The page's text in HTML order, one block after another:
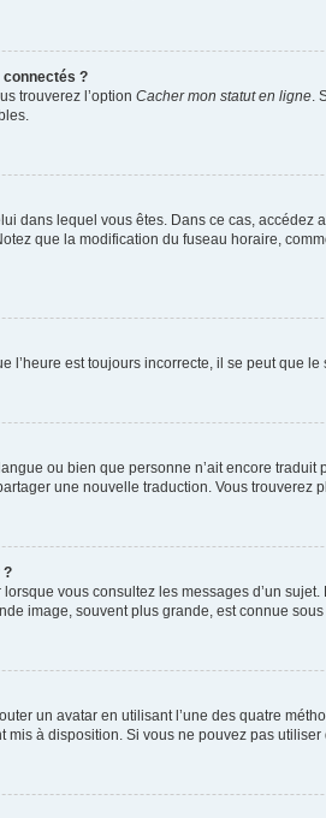
connectés ?
trouverez l’option Cacher mon statut en ligne.
dans lequel vous êtes. Dans ce cas, accédez
que la modification du fuseau horaire,
l’heure est toujours incorrecte, il se peut que
ou bien que personne n’ait encore
une nouvelle traduction. Vous trouverez
?
vous consultez les messages d’un
image, souvent plus grande, est connue
un avatar en utilisant l’une des quatre
à disposition. Si vous ne pouvez pas utiliser